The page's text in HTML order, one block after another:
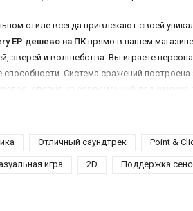
стиле всегда привлекают своей
EP дешево на ПК прямо в нашем
и волшебства. Вы играете
Система сражений
словно на современный лад, именно
необычностью.
Отличный саундтрек Point &
игра 2D Поддержка